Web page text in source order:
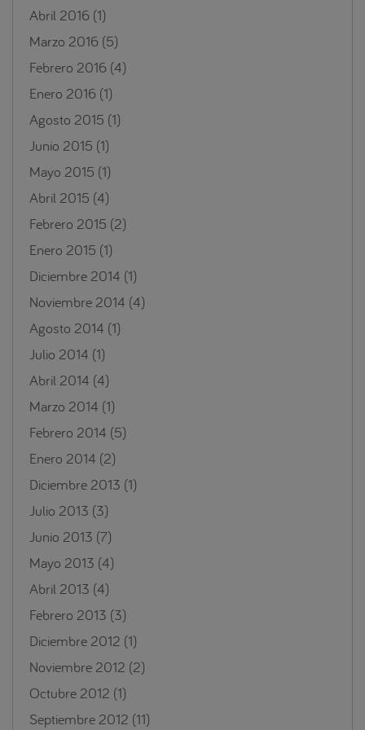
Abril 2016 (1)
Marzo 2016 (5)
Febrero 2016 (4)
Enero 2016 (1)
Agosto 2015 (1)
Junio 2015 (1)
Mayo 2015 (1)
Abril 2015 (4)
Febrero 2015 (2)
Enero 2015 (1)
Diciembre 2014 (1)
Noviembre 2014 (4)
Agosto 2014 (1)
Julio 2014 (1)
Abril 2014 (4)
Marzo 2014 (1)
Febrero 2014 (5)
Enero 2014 (2)
Diciembre 2013 (1)
Julio 2013 (3)
Junio 2013 (7)
Mayo 2013 (4)
Abril 2013 (4)
Febrero 2013 (3)
Diciembre 2012 (1)
Noviembre 2012 (2)
Octubre 2012 (1)
Septiembre 2012 (11)